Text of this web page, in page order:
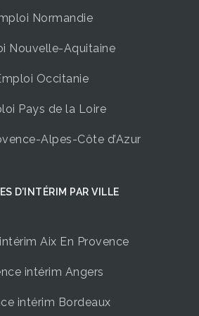
Normandie
Nouvelle-Aquitaine
Occitanie
Pays de la Loire
Alpes-Côte d’Azur
D’INTÉRIM ​PAR VILLE
Aix En Provence
intérim Angers
intérim Bordeaux